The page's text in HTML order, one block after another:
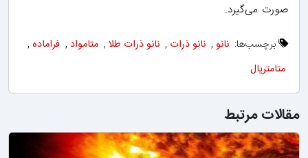
صورت می‌گیرد.
برچسب‌ها: نانو , نانو ذرات , نانو ذرات طلا , متامواد , فراماده ,
متامتریال
مقالات مرتبط